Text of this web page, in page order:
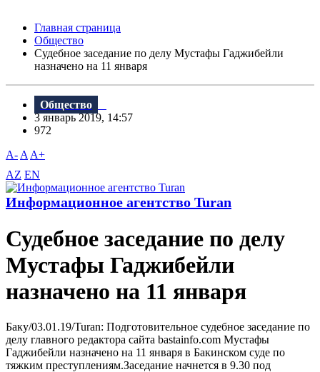
Главная страница
Общество
Судебное заседание по делу Мустафы Гаджибейли
назначено на 11 января
Общество
3 январь 2019, 14:57
972
A- A A+
AZ EN
Информационное агентство Turan
Судебное заседание по делу
Мустафы Гаджибейли
назначено на 11 января
Баку/03.01.19/Turan: Подготовительное судебное заседание по
делу главного редактора сайта bastainfo.com Мустафы
Гаджибейли назначено на 11 января в Бакинском суде по
тяжким преступлениям.Заседание начнется в 9.30 под